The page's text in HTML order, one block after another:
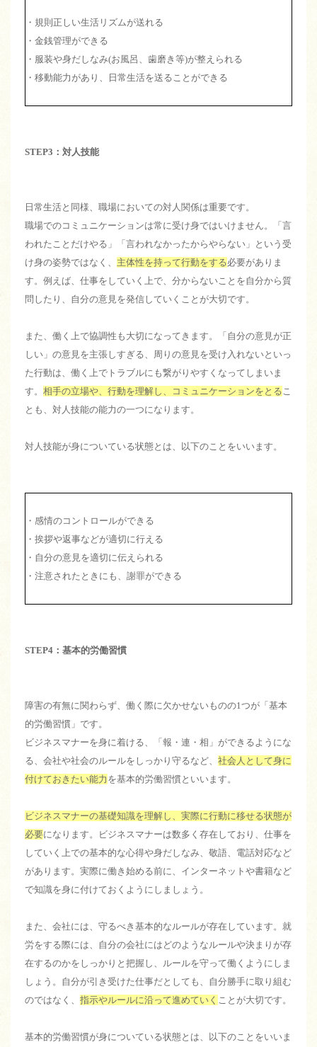
・規則正しい生活リズムが送れる
・金銭管理ができる
・服装や身だしなみ(お風呂、歯磨き等)が整えられる
・移動能力があり、日常生活を送ることができる
STEP3：対人技能
日常生活と同様、職場においての対人関係は重要です。
職場でのコミュニケーションは常に受け身ではいけません。「言
われたことだけやる」「言われなかったからやらない」という受
け身の姿勢ではなく、 主体性を持って行動をする必要がありま
す。例えば、仕事をしていく上で、分からないことを自分から質
問したり、自分の意見を発信していくことが大切です。
また、働く上で協調性も大切になってきます。「自分の意見が正
しい」の意見を主張しすぎる、周りの意見を受け入れないといっ
た行動は、働く上でトラブルにも繋がりやすくなってしまいま
す。 相手の立場や、行動を理解し、コミュニケーションをとるこ
とも、対人技能の能力の一つになります。
対人技能が身についている状態とは、以下のことをいいます。
・感情のコントロールができる
・挨拶や返事などが適切に行える
・自分の意見を適切に伝えられる
・注意されたときにも、謝罪ができる
STEP4：基本的労働習慣
障害の有無に関わらず、働く際に欠かせないものの1つが「基本
的労働習慣」です。
ビジネスマナーを身に着ける、「報・連・相」ができるようにな
る、会社や社会のルールをしっかり守るなど、 社会人として身に
付けておきたい能力 を基本的労働習慣といいます。
ビジネスマナーの基礎知識を理解し、実際に行動に移せる状態が
必要になります。ビジネスマナーは数多く存在しており、仕事を
していく上での基本的な心得や身だしなみ、敬語、電話対応など
があります。実際に働き始める前に、インターネットや書籍など
で知識を身に付けておくようにしましょう。
また、会社には、守るべき基本的なルールが存在しています。就
労をする際には、自分の会社にはどのようなルールや決まりが存
在するのかをしっかりと把握し、ルールを守って働くようにしま
しょう。自分が引き受けた仕事だとしても、自分勝手に取り組む
のではなく、 指示やルールに沿って進めていく ことが大切です。
基本的労働習慣が身についている状態とは、以下のことをいいま